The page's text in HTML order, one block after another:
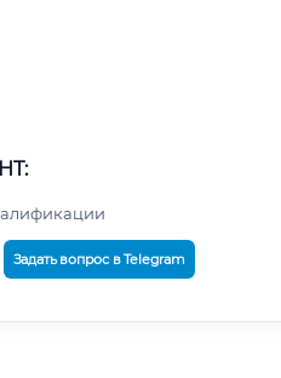
Задать вопрос в Telegram